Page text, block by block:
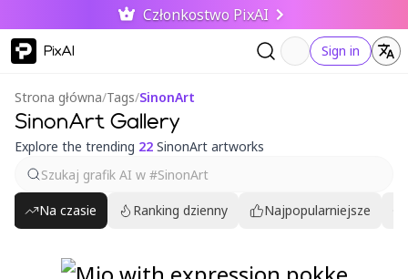
Członkostwo PixAI
PixAI Sign in
Strona główna/Tags/SinonArt
SinonArt Gallery
Explore the trending 22 SinonArt artworks
Na czasie Ranking dzienny Najpopularniejsze